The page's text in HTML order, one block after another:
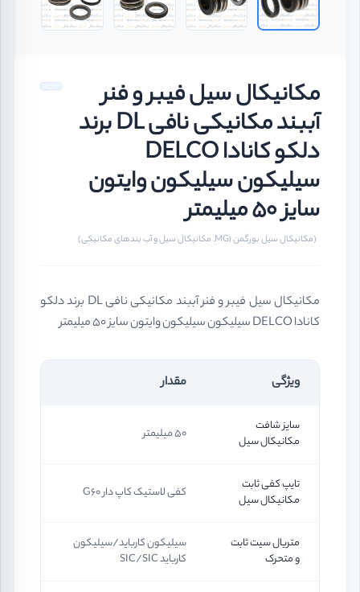
مکانیکال سیل فیبر و فنر
آببند مکانیکی نافی DL برند
دلکو کانادا DELCO
سیلیکون سیلیکون وایتون
سایز 50 میلیمتر
(مکانیکال سیل بورگمن MG1, مکانیکال سیل و آب بندهای مکانیکی)
مکانیکال سیل فیبر و فنر آببند مکانیکی نافی DL برند دلکو
کانادا DELCO سیلیکون سیلیکون وایتون سایز 50 میلیمتر
ویژگی مقدار
سایز شافت
مکانیکال سیل
50 میلیمتر
تایپ کفی ثابت
مکانیکال سیل
کفی لاستیک کاپ دار G60
متریال سیت ثابت
و متحرک
سیلیکون کارباید/سیلیکون
کارباید SIC/SIC